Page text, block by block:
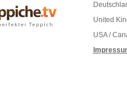
United
USA /